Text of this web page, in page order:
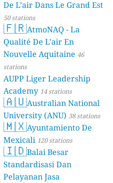
De L’air Dans Le Grand Est
50 stations
🇫🇷AtmoNAQ - La
Qualité De L’air En
Nouvelle Aquitaine 46
stations
AUPP Liger Leadership
Academy 14 stations
🇦🇺Australian National
University (ANU) 38 stations
🇲🇽Ayuntamiento De
Mexicali 120 stations
🇮🇩Balai Besar
Standardisasi Dan
Pelayanan Jasa